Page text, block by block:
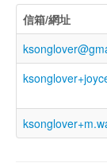
信箱/網址